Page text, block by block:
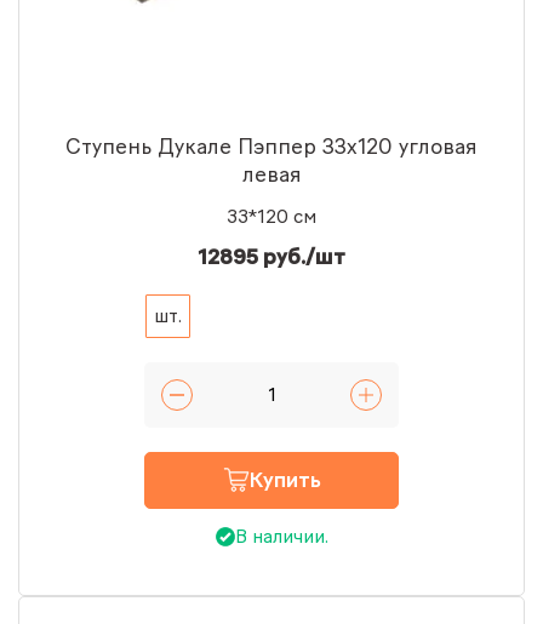
Ступень Дукале Пэппер 33x120 угловая
левая
33*120 см
12895 руб./шт
шт.
Купить
В наличии.